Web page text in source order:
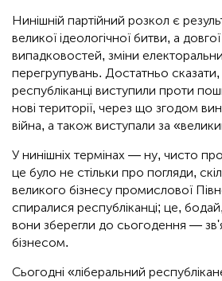
Нинішній партійний розкол є
великої ідеологічної битви, а
випадковостей, зміни
перегрупувань. Достатньо
республіканці виступили проти
нові території, через що згодом
війна, а також виступали за
У нинішніх термінах — ну, чисто
це було не стільки про погляди,
великого бізнесу промислової
спиралися республіканці; це,
вони зберегли до сьогодення —
бізнесом.
Сьогодні «ліберальний